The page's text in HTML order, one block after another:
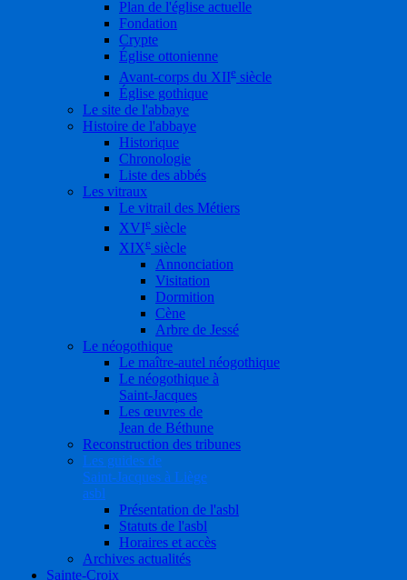
Plan de l'église actuelle
Fondation
Crypte
Église ottonienne
Avant-corps du XIIe siècle
Église gothique
Le site de l'abbaye
Histoire de l'abbaye
Historique
Chronologie
Liste des abbés
Les vitraux
Le vitrail des Métiers
XVIe siècle
XIXe siècle
Annonciation
Visitation
Dormition
Cène
Arbre de Jessé
Le néogothique
Le maître-autel néogothique
Le néogothique à
Saint-Jacques
Les œuvres de
Jean de Béthune
Reconstruction des tribunes
Les guides de
Saint-Jacques à Liège
asbl
Présentation de l'asbl
Statuts de l'asbl
Horaires et accès
Archives actualités
Sainte-Croix